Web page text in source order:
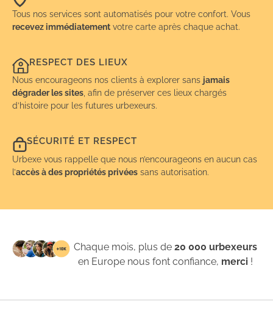
Tous nos services sont automatisés pour votre confort. Vous
recevez immédiatement votre carte après chaque achat.
RESPECT DES LIEUX
Nous encourageons nos clients à explorer sans jamais
dégrader les sites , afin de préserver ces lieux chargés
d’histoire pour les futures urbexeurs.
SÉCURITÉ ET RESPECT
Urbexe vous rappelle que nous n’encourageons en aucun cas
l’accès à des propriétés privées sans autorisation.
Chaque mois, plus de20 000 urbexeurs
en Europe nous font confiance, merci !